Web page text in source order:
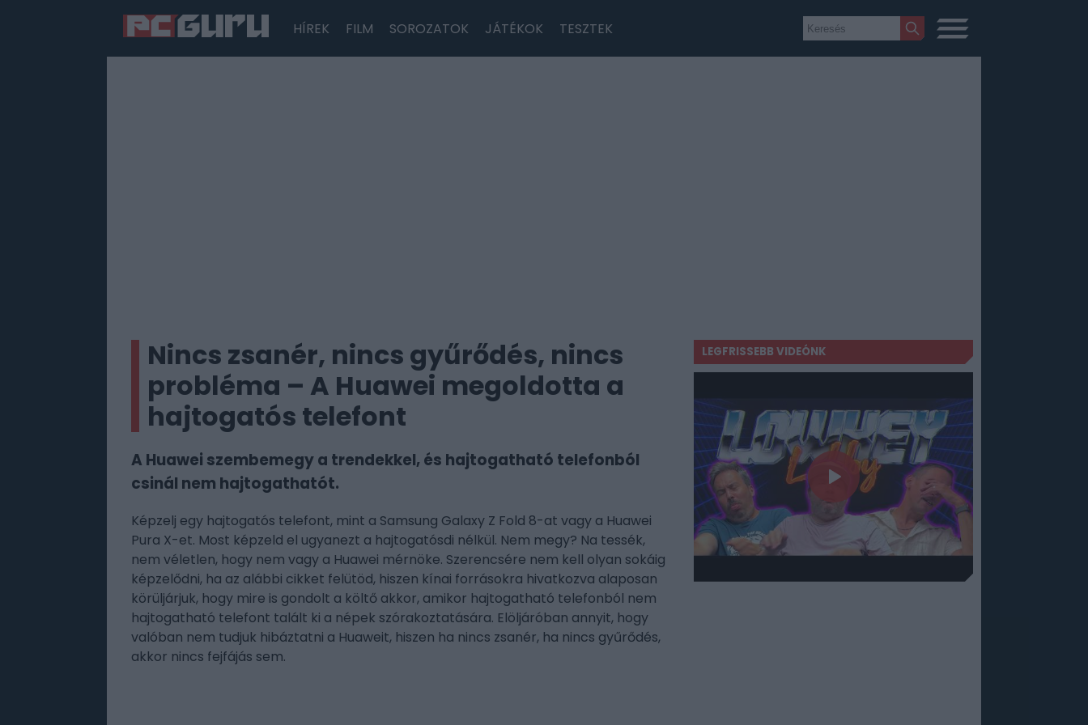
HÍREK FILM SOROZATOK JÁTÉKOK TESZTEK
Nincs zsanér, nincs gyűrődés, nincs
probléma – A Huawei megoldotta a
hajtogatós telefont
A Huawei szembemegy a trendekkel, és hajtogatható telefonból
csinál nem hajtogathatót.
Képzelj egy hajtogatós telefont, mint a Samsung Galaxy Z Fold 8-at vagy a Huawei
Pura X-et. Most képzeld el ugyanezt a hajtogatósdi nélkül. Nem megy? Na tessék,
nem véletlen, hogy nem vagy a Huawei mérnöke. Szerencsére nem kell olyan sokáig
képzelődni, ha az alábbi cikket felütöd, hiszen kínai forrásokra hivatkozva alaposan
körüljárjuk, hogy mire is gondolt a költő akkor, amikor hajtogatható telefonból nem
hajtogatható telefont talált ki a népek szórakoztatására. Elöljáróban annyit, hogy
valóban nem tudjuk hibáztatni a Huaweit, hiszen ha nincs zsanér, ha nincs gyűrődés,
akkor nincs fejfájás sem.
LEGFRISSEBB VIDEÓNK